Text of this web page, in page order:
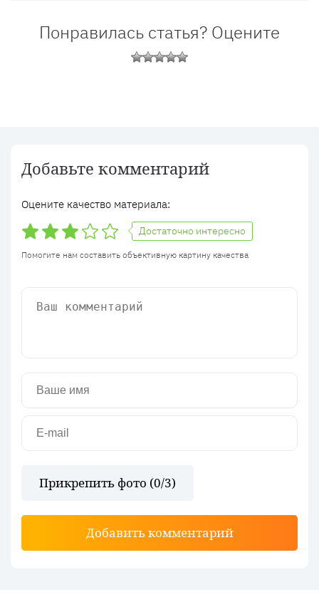
Понравилась статья? Оцените
Добавьте комментарий
Оцените качество материала:
Достаточно интересно
Помогите нам составить объективную картину качества
Прикрепить фото (0/3)
Добавить комментарий